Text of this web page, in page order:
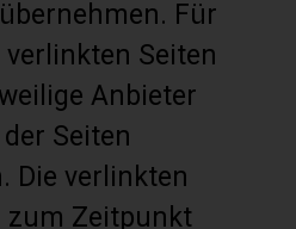
Für
Seiten
Anbieter
Seiten
Die verlinkten
zum Zeitpunkt